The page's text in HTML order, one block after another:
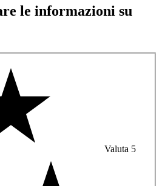
le informazioni su
Valuta 5